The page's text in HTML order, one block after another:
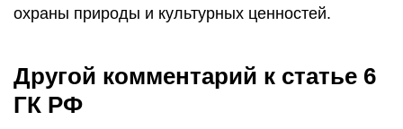
охраны природы и культурных ценностей.
Другой комментарий к статье 6
ГК РФ